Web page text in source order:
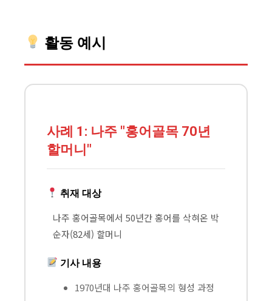
활동 예시
사례 1: 나주 "홍어골목 70년
할머니"
취재 대상
나주 홍어골목에서 50년간 홍어를 삭혀온 박
순자(82세) 할머니
기사 내용
1970년대 나주 홍어골목의 형성 과정